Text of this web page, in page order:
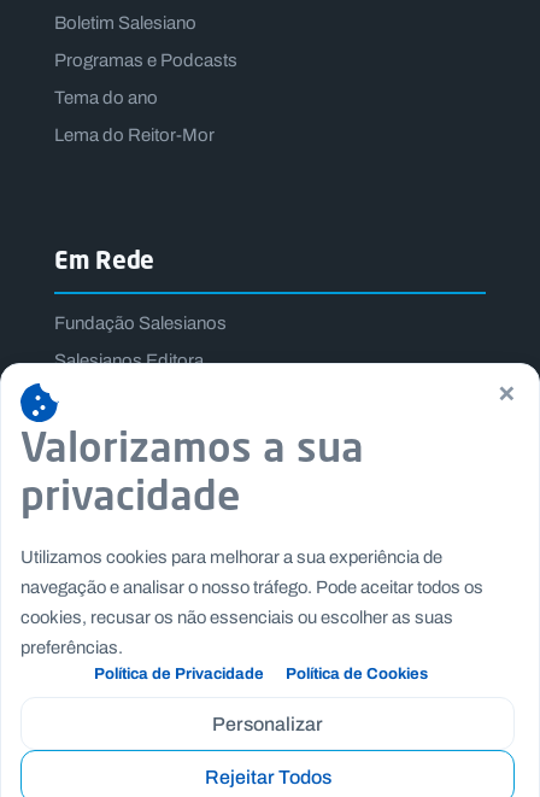
Boletim Salesiano
Programas e Podcasts
Tema do ano
Lema do Reitor-Mor
Em Rede
Fundação Salesianos
Salesianos Editora
Família Salesiana
Missão Dom Bosco
Jogos Nacionais Salesianos
Copyright © Fundação Salesianos
×
Valorizamos a sua
privacidade
Utilizamos cookies para melhorar a sua experiência de
navegação e analisar o nosso tráfego. Pode aceitar todos os
cookies, recusar os não essenciais ou escolher as suas
preferências.
Política de Privacidade Política de Cookies
Personalizar
Rejeitar Todos